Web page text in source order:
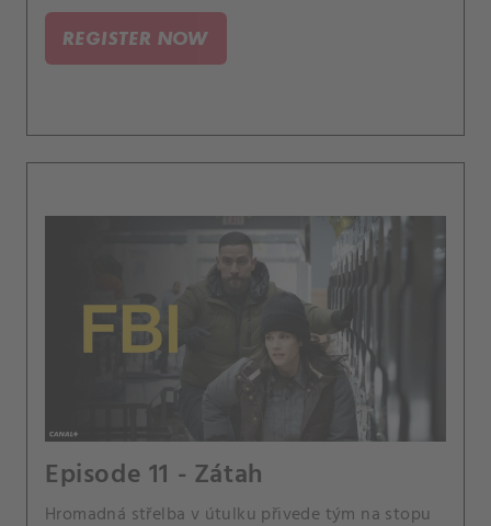
REGISTER NOW
Episode 11 - Zátah
Hromadná střelba v útulku přivede tým na stopu